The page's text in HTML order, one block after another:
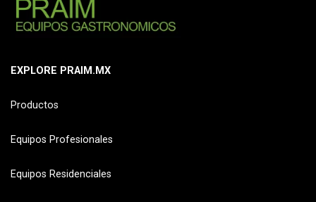
EXPLORE PRAIM.MX
Productos
Equipos Profesionales
Equipos Residenciales